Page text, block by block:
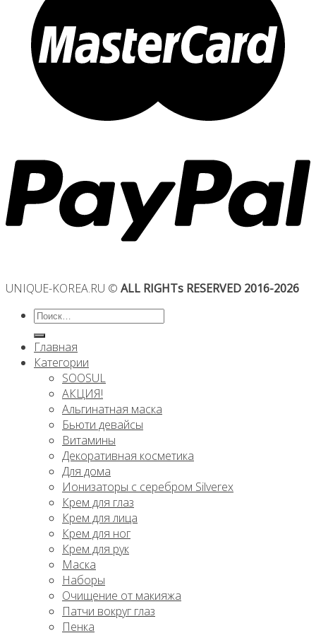
UNIQUE-KOREA.RU © ALL RIGHTs RESERVED 2016-2026
Искать:
Главная
Категории
SOOSUL
АКЦИЯ!
Альгинатная маска
Бьюти девайсы
Витамины
Декоративная косметика
Для дома
Ионизаторы с серебром Silverex
Крем для глаз
Крем для лица
Крем для ног
Крем для рук
Маска
Наборы
Очищение от макияжа
Патчи вокруг глаз
Пенка